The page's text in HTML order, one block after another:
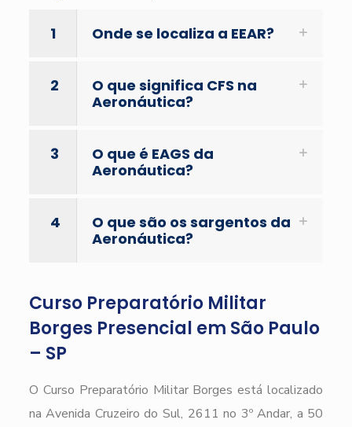
1 Onde se localiza a EEAR?
2
O que significa CFS na
Aeronáutica?
3
O que é EAGS da
Aeronáutica?
4
O que são os sargentos da
Aeronáutica?
Curso Preparatório Militar
Borges Presencial em São Paulo
– SP
O Curso Preparatório Militar Borges está localizado
na Avenida Cruzeiro do Sul, 2611 no 3º Andar, a 50